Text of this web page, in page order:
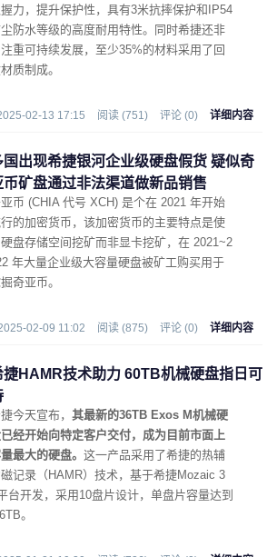
力，提升保护性，具有3米抗摔保护和IP54
尘防水等级的高度耐用特性。同时希捷还非
重可持续发展，至少35%的材料采用了回
质制成。
02-13 17:15 阅读 (751) 评论 (0) 详细内容
国出现希捷银河企业级硬盘假货 疑似奇
币矿盘通过非法渠道做新品销售
币 (CHIA 代号 XCH) 是个在 2021 年开始
的加密货币，该加密货币的主要特点是使
盘存储空间挖矿而非显卡挖矿，在 2021~2
年大量企业级大容量硬盘被矿工购买用于
奇亚币。
02-09 11:02 阅读 (875) 评论 (0) 详细内容
捷HAMR技术助力 60TB机械硬盘指日可
今天宣布， 其最新的36TB Exos M机械硬
经开始向特定客户交付，成为目前市面上
最大的硬盘。 这一产品采用了希捷的热辅
记录（HAMR）技术，基于希捷Mozaic 3
台开发，采用10盘片设计，单盘片容量达到
。